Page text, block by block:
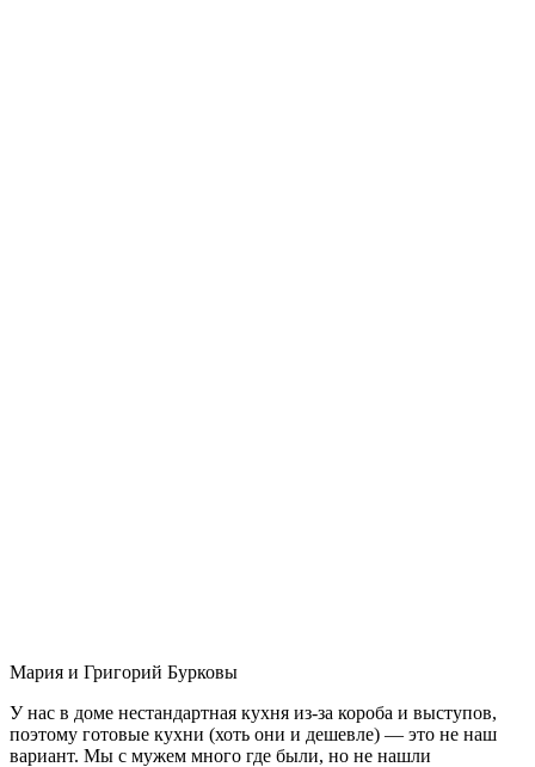
Мария и Григорий Бурковы
У нас в доме нестандартная кухня из-за короба и выступов,
поэтому готовые кухни (хоть они и дешевле) — это не наш
вариант. Мы с мужем много где были, но не нашли